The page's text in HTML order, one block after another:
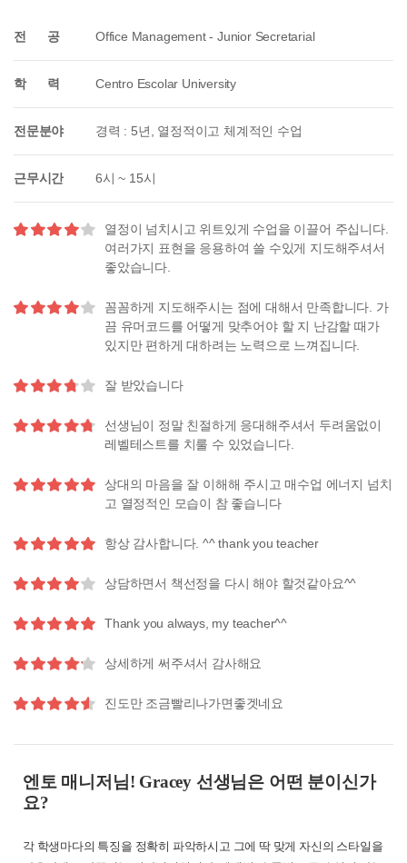
전 공 Office Management - Junior Secretarial
학 력 Centro Escolar University
전문분야 경력 : 5년, 열정적이고 체계적인 수업
근무시간 6시 ~ 15시
열정이 넘치시고 위트있게 수업을 이끌어 주십니다.
여러가지 표현을 응용하여 쓸 수있게 지도해주셔서
좋았습니다.
꼼꼼하게 지도해주시는 점에 대해서 만족합니다. 가
끔 유머코드를 어떻게 맞추어야 할 지 난감할 때가
있지만 편하게 대하려는 노력으로 느껴집니다.
잘 받았습니다
선생님이 정말 친절하게 응대해주셔서 두려움없이
레벨테스트를 치룰 수 있었습니다.
상대의 마음을 잘 이해해 주시고 매수업 에너지 넘치
고 열정적인 모습이 참 좋습니다
항상 감사합니다. ^^ thank you teacher
상담하면서 책선정을 다시 해야 할것같아요^^
Thank you always, my teacher^^
상세하게 써주셔서 감사해요
진도만 조금빨리나가면좋겟네요
엔토 매니저님! Gracey 선생님은 어떤 분이신가
요?
각 학생마다의 특징을 정확히 파악하시고 그에 딱 맞게 자신의 스타일을